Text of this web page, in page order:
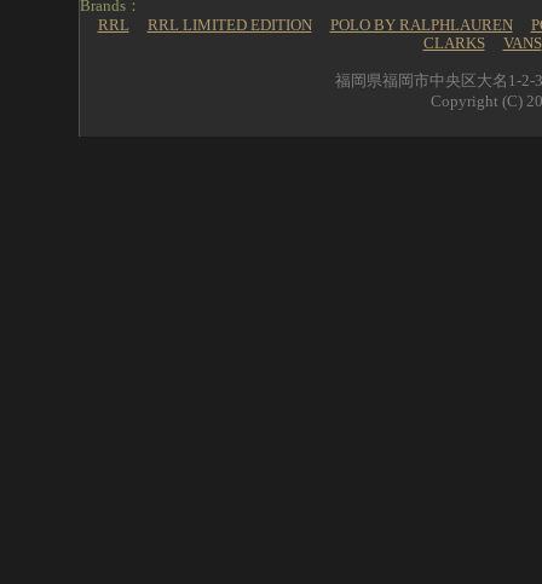
Brands：
RRL
RRL LIMITED EDITION POLO BY RALPHLAUREN
CLARKS
VANS
福岡県福岡市中央区大名1-2-
Copyright (C)